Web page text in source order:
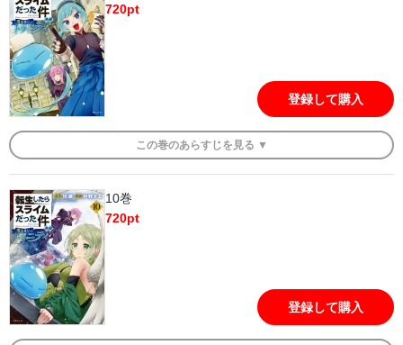
720pt
登録して購入
この巻のあらすじを 見る ▼
10巻
720pt
登録して購入